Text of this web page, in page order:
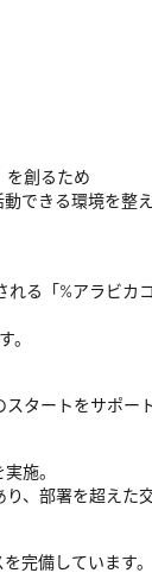
を創るため
できる環境を整
る「%アラビ
。
タートをサポー
施。
、部署を超えた
完備しています。